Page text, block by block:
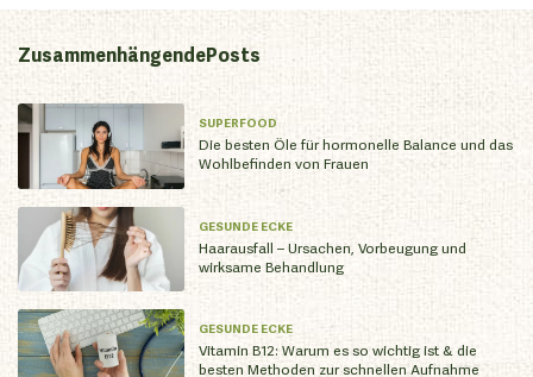
ZusammenhängendePosts
SUPERFOOD
Die besten Öle für hormonelle Balance und das
Wohlbefinden von Frauen
GESUNDE ECKE
Haarausfall – Ursachen, Vorbeugung und
wirksame Behandlung
GESUNDE ECKE
Vitamin B12: Warum es so wichtig ist & die
besten Methoden zur schnellen Aufnahme